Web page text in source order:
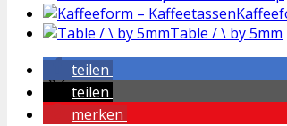
Table / \ by 5mm
teilen
teilen
merken